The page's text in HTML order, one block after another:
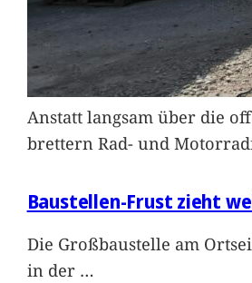
Anstatt langsam über die
brettern Rad- und
Baustellen-Frust zieht
Die Großbaustelle am
in der …